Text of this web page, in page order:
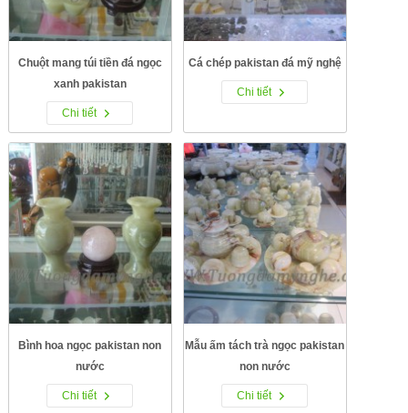
Chuột mang túi tiền đá ngọc
xanh pakistan
Chi tiết
Cá chép pakistan đá mỹ nghệ
Chi tiết
Bình hoa ngọc pakistan non
nước
Chi tiết
Mẫu ấm tách trà ngọc pakistan
non nước
Chi tiết